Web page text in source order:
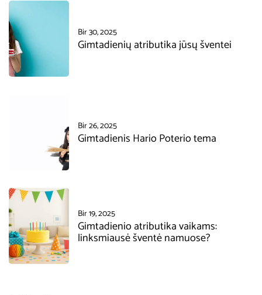
Bir 30, 2025
Gimtadienių atributika jūsų šventei
Bir 26, 2025
Gimtadienis Hario Poterio tema
Bir 19, 2025
Gimtadienio atributika vaikams:
linksmiausė šventė namuose?